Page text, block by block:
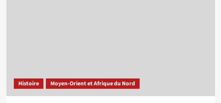
Histoire Moyen-Orient et Afrique du Nord